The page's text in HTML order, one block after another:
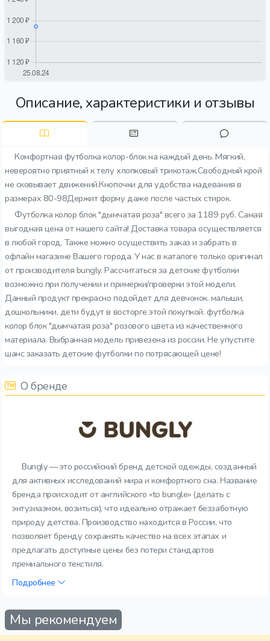
Описание, характеристики и отзывы
Комфортная футболка колор-блок на каждый день. Мягкий,
невероятно приятный к телу хлопковый трикотаж.Свободный крой
не сковывает движений.Кнопочки для удобства надевания в
размерах 80-98Держит форму даже после частых стирок.
Футболка колор блок "дымчатая роза" всего за 1189 руб. Самая
выгодная цена от нашего сайта! Доставка товара осуществляется
в любой город. Также можно осуществить заказ и забрать в
офлайн магазине Вашего города. У нас в каталоге только оригинал
от производителя bungly. Рассчитаться за детские футболки
возможно при получении и примерки/проверки этой модели.
Данный продукт прекрасно подойдет для девчонок. малыши,
дошкольники, дети будут в восторге этой покупкой. футболка
колор блок "дымчатая роза" розового цвета из качественного
материала. Выбранная модель привезена из россии. Не упустите
шанс заказать детские футболки по потрясающей цене!
О бренде
Bungly — это российский бренд детской одежды, созданный
для активных исследований мира и комфортного сна. Название
бренда происходит от английского «to bungle» (делать с
энтузиазмом, возиться), что идеально отражает беззаботную
природу детства. Производство находится в России, что
позволяет бренду сохранять качество на всех этапах и
предлагать доступные цены без потери стандартов
премиального текстиля.
Подробнее
Мы рекомендуем